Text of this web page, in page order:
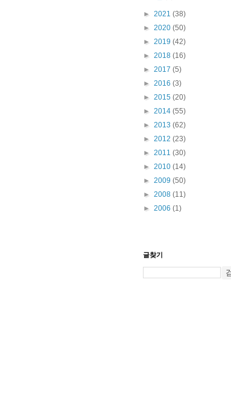
► 2021 (38)
► 2020 (50)
► 2019 (42)
► 2018 (16)
► 2017 (5)
► 2016 (3)
► 2015 (20)
► 2014 (55)
► 2013 (62)
► 2012 (23)
► 2011 (30)
► 2010 (14)
► 2009 (50)
► 2008 (11)
► 2006 (1)
글찾기